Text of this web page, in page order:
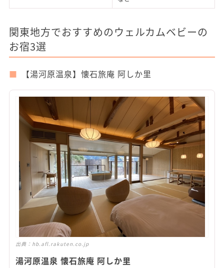
関東地方でおすすめのウェルカムベビーの
お宿3選
【湯河原温泉】懐石旅庵 阿しか里
出典： hb.afl.rakuten.co.jp
湯河原温泉 懐石旅庵 阿しか里